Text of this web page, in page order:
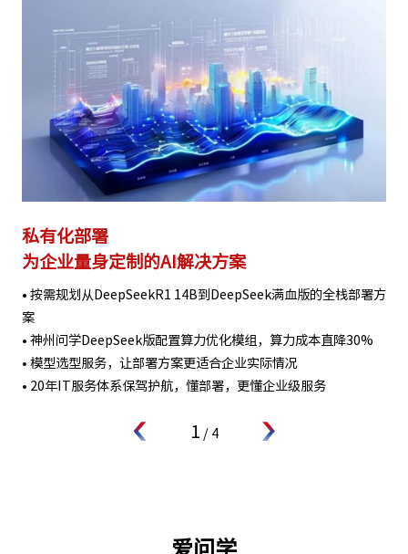
私有化部署
为企业量身定制的AI解决方案
• 按需规划从DeepSeekR1 14B到DeepSeek满血版的全栈部署方
案
• 神州问学DeepSeek版配置算力优化模组，算力成本直降30%
• 模型选型服务，让部署方案更适合企业实际情况
• 20年IT服务体系保驾护航，懂部署，更懂企业级服务
1 / 4
爱问学